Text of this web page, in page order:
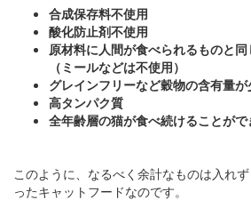
合成保存料不使用
酸化防止剤不使用
原材料に人間が食べられるものと
（ミールなどは不使用）
グレインフリーなど穀物の含有量
高タンパク質
全年齢層の猫が食べ続けることがで
このように、なるべく余計なものは入れ
ったキャットフードなのです。